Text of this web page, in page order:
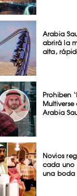
Arabia
abrirá la
alta,
Prohiben
Multiverse
Arabia
Novios
cada uno
una boda